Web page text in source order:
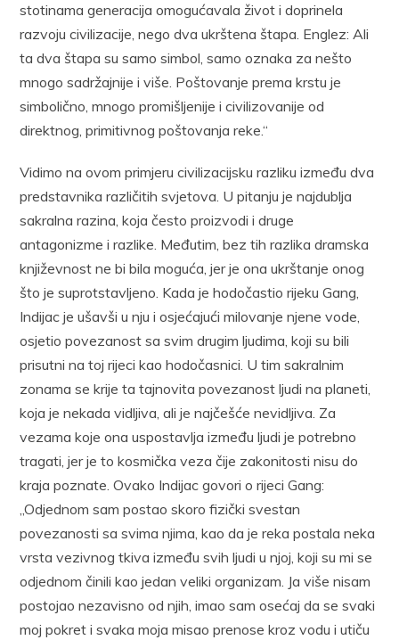
stotinama generacija omogućavala život i doprinela
razvoju civilizacije, nego dva ukrštena štapa. Englez: Ali
ta dva štapa su samo simbol, samo oznaka za nešto
mnogo sadržajnije i više. Poštovanje prema krstu je
simbolično, mnogo promišljenije i civilizovanije od
direktnog, primitivnog poštovanja reke.“
Vidimo na ovom primjeru civilizacijsku razliku između dva
predstavnika različitih svjetova. U pitanju je najdublja
sakralna razina, koja često proizvodi i druge
antagonizme i razlike. Međutim, bez tih razlika dramska
književnost ne bi bila moguća, jer je ona ukrštanje onog
što je suprotstavljeno. Kada je hodočastio rijeku Gang,
Indijac je ušavši u nju i osjećajući milovanje njene vode,
osjetio povezanost sa svim drugim ljudima, koji su bili
prisutni na toj rijeci kao hodočasnici. U tim sakralnim
zonama se krije ta tajnovita povezanost ljudi na planeti,
koja je nekada vidljiva, ali je najčešće nevidljiva. Za
vezama koje ona uspostavlja između ljudi je potrebno
tragati, jer je to kosmička veza čije zakonitosti nisu do
kraja poznate. Ovako Indijac govori o rijeci Gang:
„Odjednom sam postao skoro fizički svestan
povezanosti sa svima njima, kao da je reka postala neka
vrsta vezivnog tkiva između svih ljudi u njoj, koji su mi se
odjednom činili kao jedan veliki organizam. Ja više nisam
postojao nezavisno od njih, imao sam osećaj da se svaki
moj pokret i svaka moja misao prenose kroz vodu i utiču